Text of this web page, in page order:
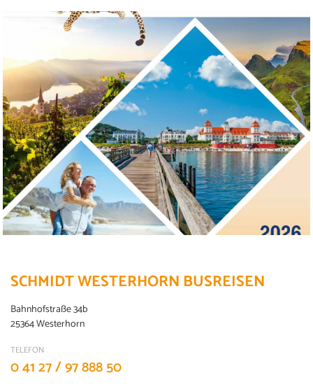
SCHMIDT WESTERHORN BUSREISEN
Bahnhofstraße 34b
25364 Westerhorn
TELEFON
0 41 27 / 97 888 50